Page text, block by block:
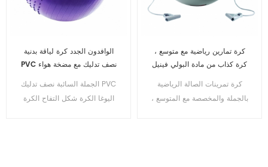
الوافدون الجدد كرة لياقة بدنية
PVC نصف تدليك مع مضخة هواء
الجملة السائبة نصف تدليك PVC
اليوغا الكرة شكل التفاح الكرة
كرة تمارين رياضية مع متوسع ،
كرة كذاب من مادة البولي فينيل
كرة تمرينات الصالة الرياضية
بالجملة والمخصصة مع المتوسع ،